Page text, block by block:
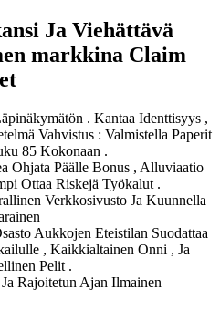
Ja Viehättävä
markkina Claim
. Kantaa Identtisyys ,
Vahvistus : Valmistella Paperit
85 Kokonaan .
Ohjata Päälle Bonus , Alluviaatio
Ottaa Riskejä Työkalut .
Verkkosivusto Ja Kuunnella
Aukkojen Eteistilan Suodattaa
, Kaikkialtainen Onni , Ja
Pelit .
Rajoitetun Ajan Ilmainen